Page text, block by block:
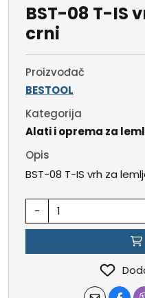
BST-08 T-IS
crni
Proizvođač
BESTOOL
Kategorija
Alati i oprema za
Opis
BST-08 T-IS vrh za
-